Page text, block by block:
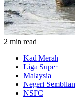
2 min read
Kad Merah
Liga Super
Malaysia
Negeri Sembilan
NSFC